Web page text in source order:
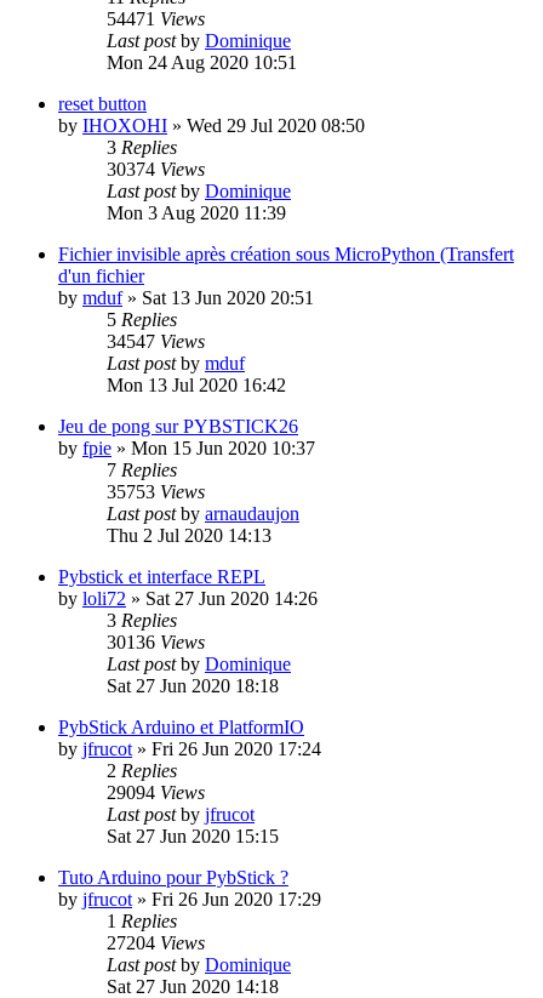
54471 Views
Last postby Dominique
Mon 24 Aug 2020 10:51
reset button
by IHOXOHI » Wed 29 Jul 2020 08:50
3 Replies
30374 Views
Last postby Dominique
Mon 3 Aug 2020 11:39
Fichier invisible après création sous MicroPython (Transfert
d'un fichier
by mduf» Sat 13 Jun 2020 20:51
5 Replies
34547 Views
Last postby mduf
Mon 13 Jul 2020 16:42
Jeu de pong sur PYBSTICK26
by fpie » Mon 15 Jun 2020 10:37
7 Replies
35753 Views
Last postby arnaudaujon
Thu 2 Jul 2020 14:13
Pybstick et interface REPL
by loli72 » Sat 27 Jun 2020 14:26
3 Replies
30136 Views
Last postby Dominique
Sat 27 Jun 2020 18:18
PybStick Arduino et PlatformIO
by jfrucot » Fri 26 Jun 2020 17:24
2 Replies
29094 Views
Last postby jfrucot
Sat 27 Jun 2020 15:15
Tuto Arduino pour PybStick ?
by jfrucot » Fri 26 Jun 2020 17:29
1 Replies
27204 Views
Last postby Dominique
Sat 27 Jun 2020 14:18